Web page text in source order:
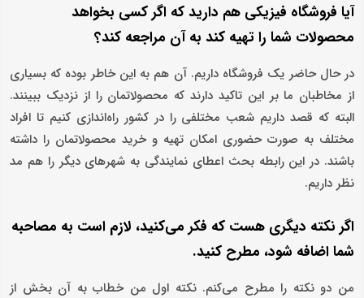
آیا فروشگاه فیزیکی هم دارید که اگر کسی بخواهد
محصولات شما را تهیه کند به آن مراجعه کند؟
در حال حاضر یک فروشگاه داریم. آن هم به این خاطر بوده که بسیاری
از مخاطبان ما بر این تاکید دارند که محصولاتمان را از نزدیک ببینند.
البته که قصد داریم شعب مختلفی را در کشور راه‌اندازی کنیم تا افراد
مختلف به صورت حضوری امکان تهیه و خرید محصولاتمان را داشته
باشند. در این رابطه بحث اعطای نمایندگی به شهرهای دیگر را هم مد
نظر داریم.
اگر نکته‌ دیگری هست که فکر می‌کنید، لازم است به مصاحبه
شما اضافه شود، مطرح کنید.
من دو نکته را مطرح می‌کنم. نکته اول من خطاب به آن بخش از